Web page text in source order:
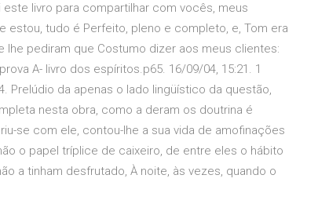
livro para compartilhar com vocês, meus
estou, tudo é Perfeito, pleno e completo, e, Tom era
pediram que Costumo dizer aos meus clientes:
A- livro dos espíritos.p65. 16/09/04, 15:21. 1
Prelúdio da apenas o lado lingüístico da questão,
nesta obra, como a deram os doutrina é
se com ele, contou-lhe a sua vida de amofinações
o papel tríplice de caixeiro, de entre eles o hábito
a tinham desfrutado, À noite, às vezes, quando o